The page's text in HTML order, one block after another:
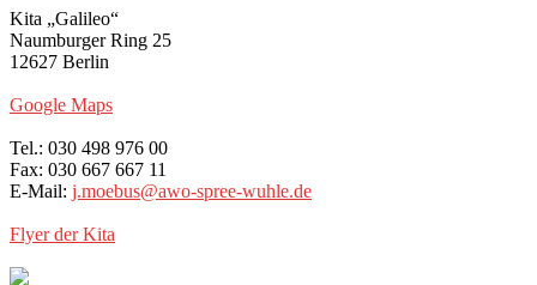
Kita „Galileo“
Naumburger Ring 25
12627 Berlin
Google Maps
Tel.: 030 498 976 00
Fax: 030 667 667 11
E-Mail: j.moebus@awo-spree-wuhle.de
Flyer der Kita